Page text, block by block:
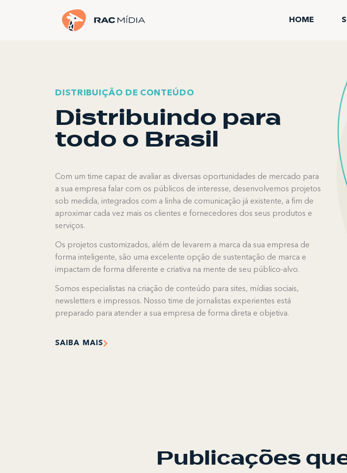
HOME
DISTRIBUIÇÃO DE CONTEÚDO
Distribuindo para
todo o Brasil
Com um time capaz de avaliar as diversas oportunidades de mercado para
a sua empresa falar com os públicos de interesse, desenvolvemos projetos
sob medida, integrados com a linha de comunicação já existente, a fim de
aproximar cada vez mais os clientes e fornecedores dos seus produtos e
serviços.
Os projetos customizados, além de levarem a marca da sua empresa de
forma inteligente, são uma excelente opção de sustentação de marca e
impactam de forma diferente e criativa na mente de seu público-alvo.
Somos especialistas na criação de conteúdo para sites, mídias sociais,
newsletters e impressos. Nosso time de jornalistas experientes está
preparado para atender a sua empresa de forma direta e objetiva.
SAIBA MAIS
Publicações